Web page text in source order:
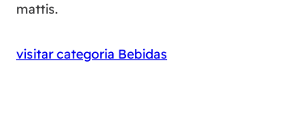
mattis.
visitar categoria Bebidas